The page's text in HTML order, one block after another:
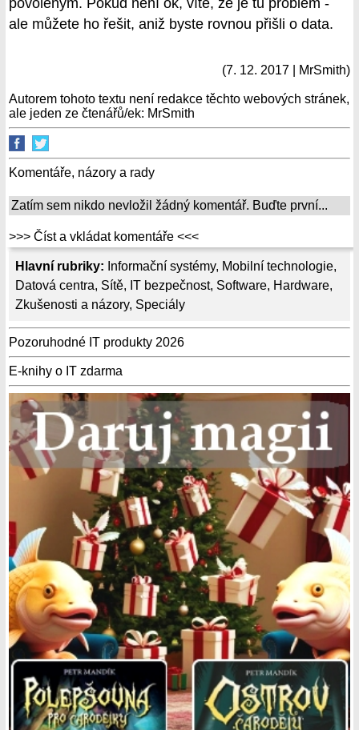
Hlavní rubriky: Informační systémy, Mobilní technologie,
Datová centra, Sítě, IT bezpečnost, Software, Hardware,
Zkušenosti a názory, Speciály
Pozoruhodné IT produkty 2026
E-knihy o IT zdarma
povoleným. Pokud není ok, víte, že je tu problém -
ale můžete ho řešit, aniž byste rovnou přišli o data.
(7. 12. 2017 | MrSmith)
Autorem tohoto textu není redakce těchto webových stránek,
ale jeden ze čtenářů/ek: MrSmith
Komentáře, názory a rady
Zatím sem nikdo nevložil žádný komentář. Buďte první...
>>> Číst a vkládat komentáře <<<